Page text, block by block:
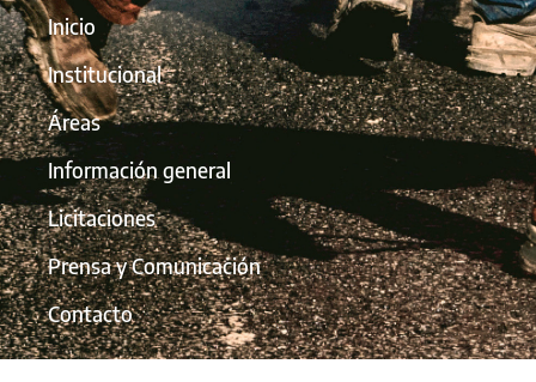
Inicio
Institucional
Áreas
Información general
Licitaciones
Prensa y Comunicación
Contacto